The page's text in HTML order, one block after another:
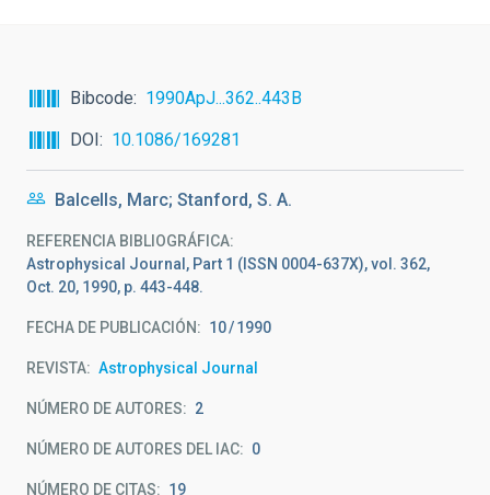
Bibcode
1990ApJ...362..443B
DOI
10.1086/169281
Balcells, Marc; Stanford, S. A.
REFERENCIA BIBLIOGRÁFICA
Astrophysical Journal, Part 1 (ISSN 0004-637X), vol. 362,
Oct. 20, 1990, p. 443-448.
FECHA DE PUBLICACIÓN: 10 1990
REVISTA Astrophysical Journal
NÚMERO DE AUTORES 2
NÚMERO DE AUTORES DEL IAC 0
NÚMERO DE CITAS 19